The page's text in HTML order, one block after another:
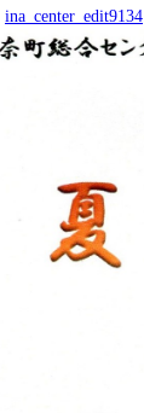
ina_center_edit9134